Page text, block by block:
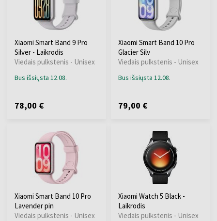
Xiaomi Smart Band 9 Pro
Silver - Laikrodis
Viedais pulkstenis - Unisex
Bus išsiųsta 12.08.
78,00 €
Xiaomi Smart Band 10 Pro
Glacier Silv
Viedais pulkstenis - Unisex
Bus išsiųsta 12.08.
79,00 €
Xiaomi Smart Band 10 Pro
Lavender pin
Viedais pulkstenis - Unisex
Xiaomi Watch 5 Black -
Laikrodis
Viedais pulkstenis - Unisex